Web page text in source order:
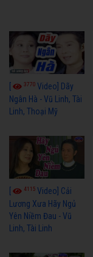
3770 Video] Dãy
Ngân Hà - Vũ Linh, Tài
Linh, Thoại Mỹ
4115 Video] Cải
Lương Xưa Hãy Ngủ
Yên Niềm Đau - Vũ
Linh, Tài Linh